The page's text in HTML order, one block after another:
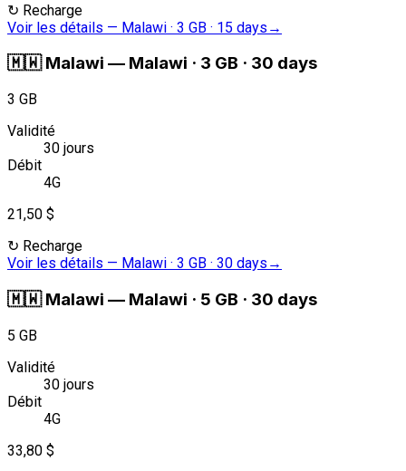
↻ Recharge
Voir les détails — Malawi · 3 GB · 15 days →
🇲🇼 Malawi — Malawi · 3 GB · 30 days
3 GB
Validité
30 jours
Débit
4G
21,50 $
↻ Recharge
Voir les détails — Malawi · 3 GB · 30 days →
🇲🇼 Malawi — Malawi · 5 GB · 30 days
5 GB
Validité
30 jours
Débit
4G
33,80 $